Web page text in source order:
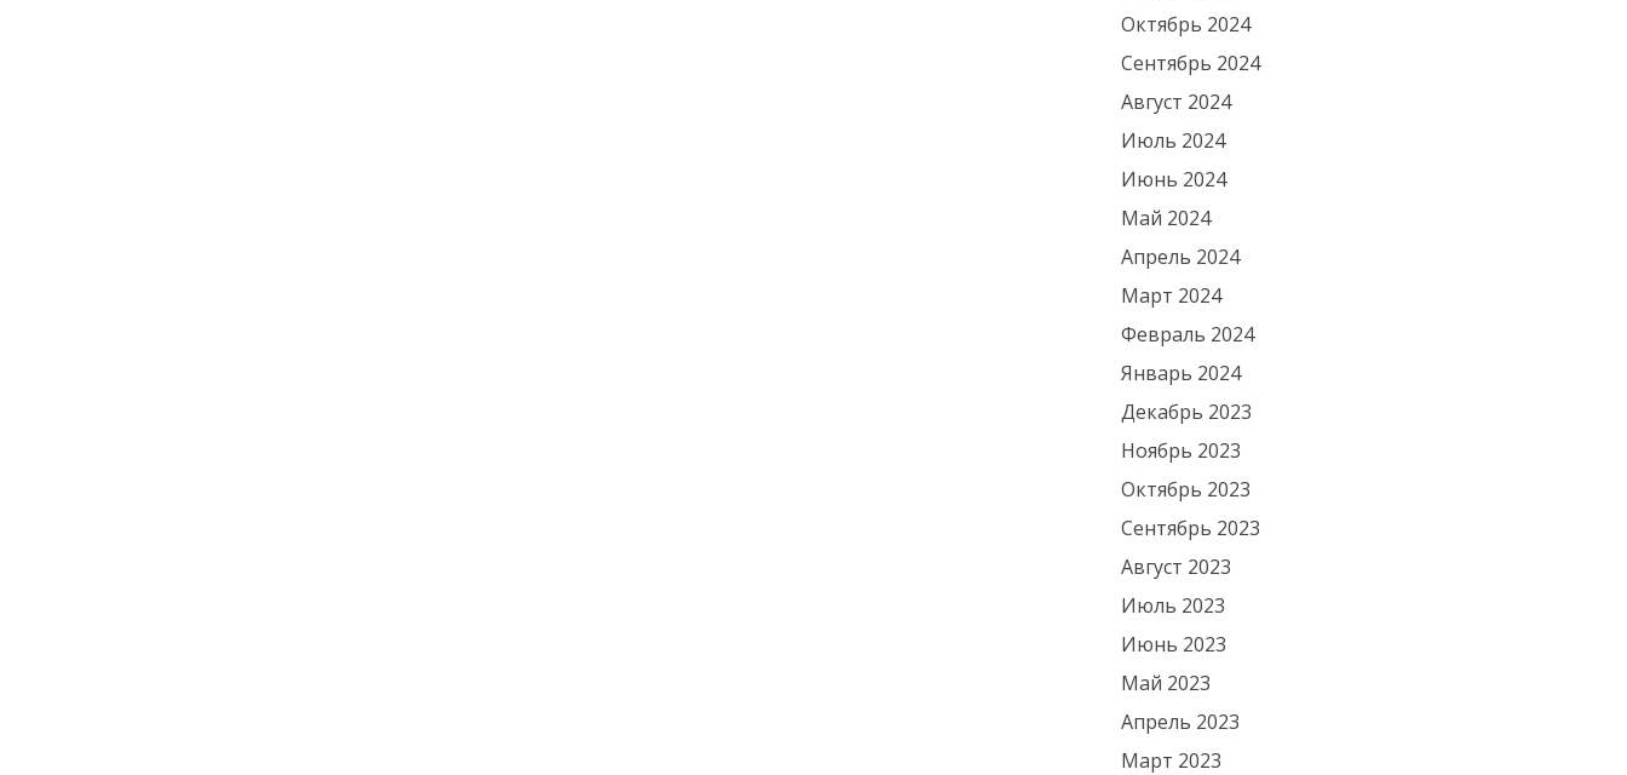
Октябрь 2024
Сентябрь 2024
Август 2024
Июль 2024
Июнь 2024
Май 2024
Апрель 2024
Март 2024
Февраль 2024
Январь 2024
Декабрь 2023
Ноябрь 2023
Октябрь 2023
Сентябрь 2023
Август 2023
Июль 2023
Июнь 2023
Май 2023
Апрель 2023
Март 2023